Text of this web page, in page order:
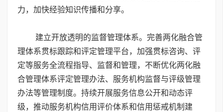
力，加快经验知识传播和分享。
建立开放透明的监督管理体系。完善两化融合管
理体系贯标跟踪和评定管理平台，加强贯标咨询、评
定等服务全流程指导、监督和管理，不断优化两化融
合管理体系评定管理办法、服务机构监督与评级管理
办法等管理制度。持续开展服务信息公开和动态评
级，推动服务机构信用评价体系和信用惩戒机制建